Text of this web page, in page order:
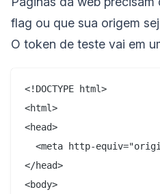
flag ou que sua origem
O token de teste vai em
<!DOCTYPE html>
<html>
<head>
<meta http-
</head>
<body>